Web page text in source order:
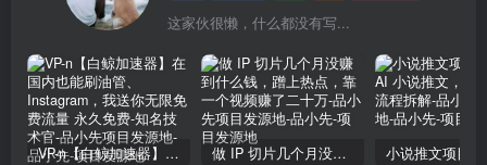
这家伙很懒，什么都没有写...
VP-n【白鲸加速器】在国内也能刷油管、Instagram，我送你无限免费流量 永久免费-知名技术官-品小先项目发源地 做 IP 切片几个月没赚到什么钱，蹭上热点，靠一个视频赚了二十万-品小先项目发源地